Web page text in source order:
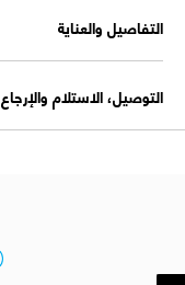
التفاصيل والعناية
التوصيل، الاستلام والإرجاع